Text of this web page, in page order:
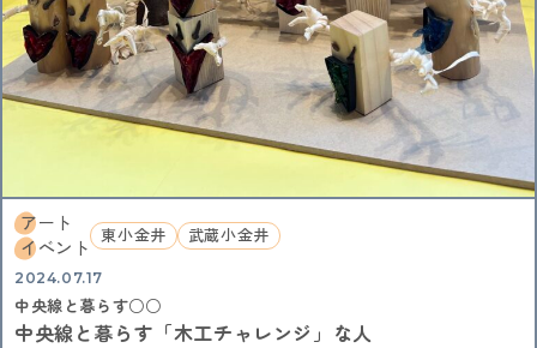
アート
イベント
東小金井 武蔵小金井
2024.07.17
中央線と暮らす○○
中央線と暮らす「木工チャレンジ」な人